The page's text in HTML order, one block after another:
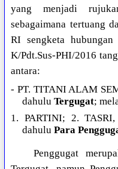
yang menjadi
sebagaimana tertuang
RI sengketa
K/Pdt.Sus-PHI/2016
antara:
- PT. TITANI ALAM
dahuluTergugat;
1. PARTINI; 2.
dahuluPara
Penggugat